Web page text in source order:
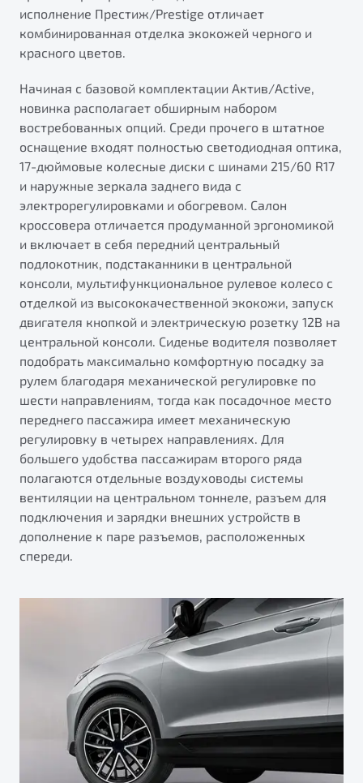
исполнение Престиж/Prestige отличает
комбинированная отделка экокожей черного и
красного цветов.
Начиная с базовой комплектации Актив/Active,
новинка располагает обширным набором
востребованных опций. Среди прочего в штатное
оснащение входят полностью светодиодная оптика,
17-дюймовые колесные диски с шинами 215/60 R17
и наружные зеркала заднего вида с
электрорегулировками и обогревом. Салон
кроссовера отличается продуманной эргономикой
и включает в себя передний центральный
подлокотник, подстаканники в центральной
консоли, мультифункциональное рулевое колесо с
отделкой из высококачественной экокожи, запуск
двигателя кнопкой и электрическую розетку 12В на
центральной консоли. Сиденье водителя позволяет
подобрать максимально комфортную посадку за
рулем благодаря механической регулировке по
шести направлениям, тогда как посадочное место
переднего пассажира имеет механическую
регулировку в четырех направлениях. Для
большего удобства пассажирам второго ряда
полагаются отдельные воздуховоды системы
вентиляции на центральном тоннеле, разъем для
подключения и зарядки внешних устройств в
дополнение к паре разъемов, расположенных
спереди.